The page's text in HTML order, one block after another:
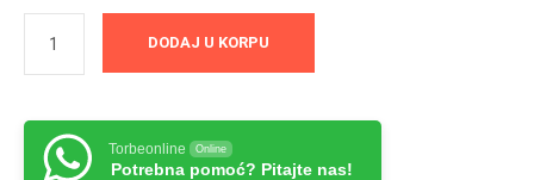
DODAJ U KORPU
Torbeonline Online
Potrebna pomoć? Pitajte nas!